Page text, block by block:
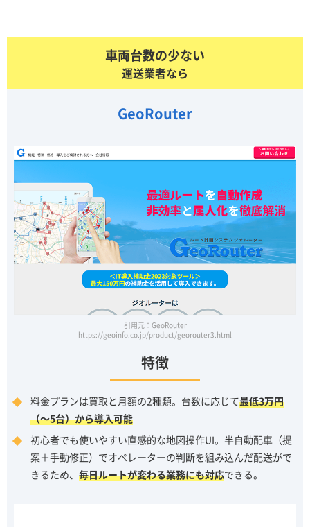
車両台数の少ない
運送業者なら
GeoRouter
引用元：GeoRouter
https://geoinfo.co.jp/product/georouter3.html
特徴
料金プランは買取と月額の2種類。台数に応じて最低3万円
（～5台）から導入可能
初心者でも使いやすい直感的な地図操作UI。半自動配車（提
案＋手動修正）でオペレーターの判断を組み込んだ配送がで
きるため、 毎日ルートが変わる業務にも対応できる。